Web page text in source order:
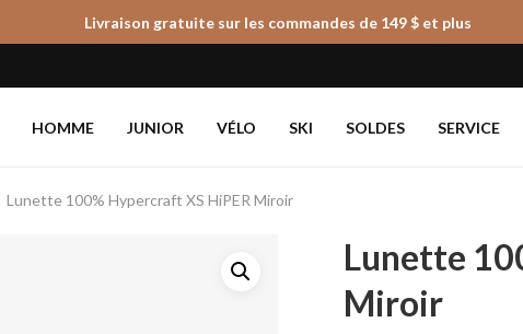
Livraison gratuite sur les commandes de 149 $ et plus
HOMME JUNIOR VÉLO SKI SOLDES SERVICE
Lunette 100% Hypercraft XS HiPER Miroir
Lunette
Miroir